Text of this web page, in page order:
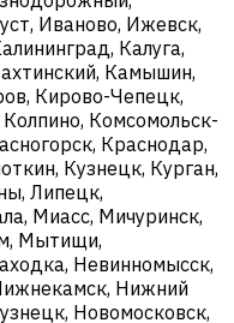
Иваново, Ижевск,
Калуга,
Камышин,
Кирово-Чепецк,
Комсомольск-
Краснодар,
Кузнецк, Курган,
Липецк,
Миасс, Мичуринск,
Мытищи,
Невинномысск,
Нижний
Новомосковск,